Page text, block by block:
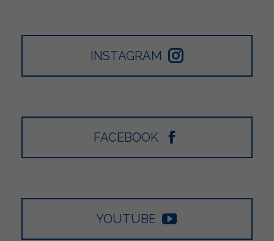
INSTAGRAM
FACEBOOK
YOUTUBE